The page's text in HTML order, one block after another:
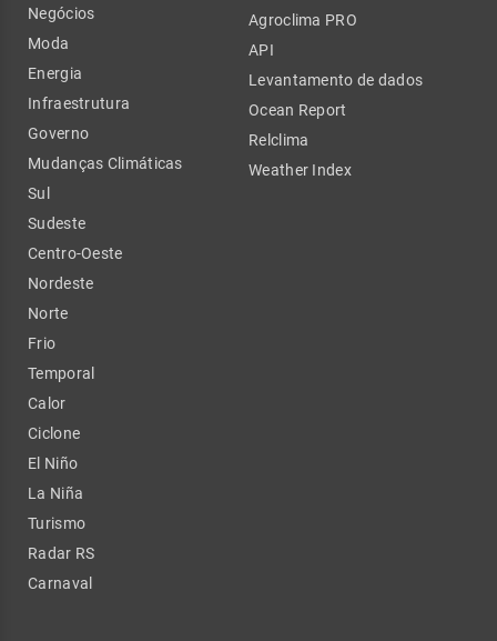
Negócios
Moda
Energia
Infraestrutura
Governo
Mudanças Climáticas
Sul
Sudeste
Centro-Oeste
Nordeste
Norte
Frio
Temporal
Calor
Ciclone
El Niño
La Niña
Turismo
Radar RS
Carnaval
Agroclima PRO
API
Levantamento de dados
Ocean Report
Relclima
Weather Index